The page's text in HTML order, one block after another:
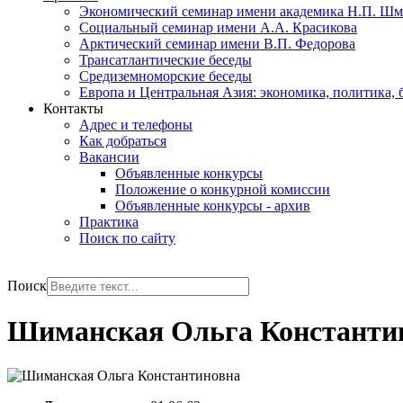
Экономический семинар имени академика Н.П.
Социальный семинар имени А.А. Красикова
Арктический семинар имени В.П. Федорова
Трансатлантические беседы
Средиземноморские беседы
Европа и Центральная Азия: экономика, политика,
Контакты
Адрес и телефоны
Как добраться
Вакансии
Объявленные конкурсы
Положение о конкурной комиссии
Объявленные конкурсы - архив
Практика
Поиск по сайту
Поиск
Шиманская Ольга